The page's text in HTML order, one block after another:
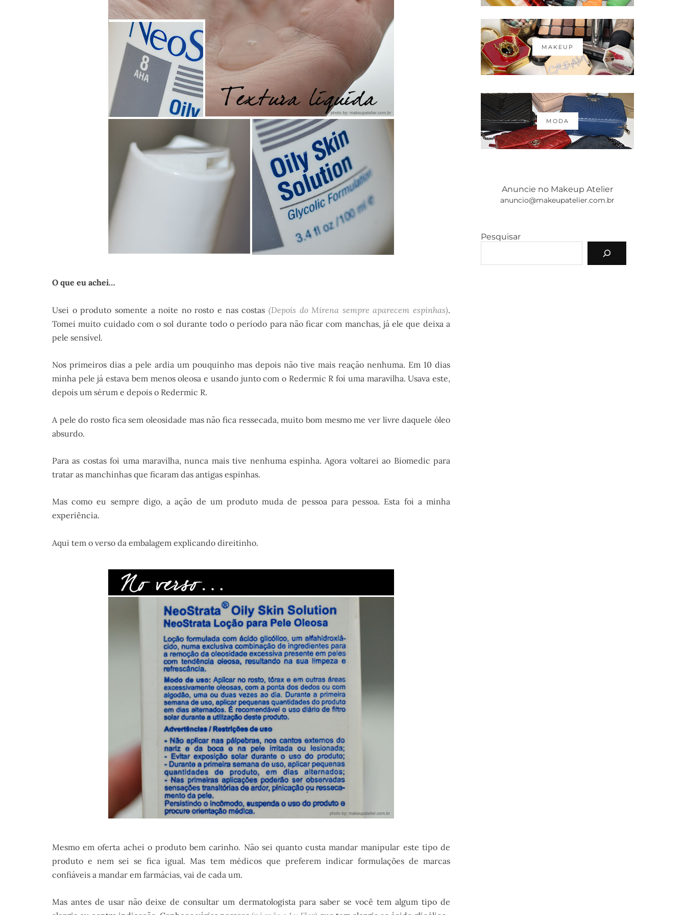
O que eu achei…
Usei o produto somente a noite no rosto e nas costas (Depois do Mirena sempre aparecem espinhas).
Tomei muito cuidado com o sol durante todo o período para não ficar com manchas, já ele que deixa a
pele sensível.
Nos primeiros dias a pele ardia um pouquinho mas depois não tive mais reação nenhuma. Em 10 dias
minha pele já estava bem menos oleosa e usando junto com o Redermic R foi uma maravilha. Usava este,
depois um sérum e depois o Redermic R.
A pele do rosto fica sem oleosidade mas não fica ressecada, muito bom mesmo me ver livre daquele óleo
absurdo.
Para as costas foi uma maravilha, nunca mais tive nenhuma espinha. Agora voltarei ao Biomedic para
tratar as manchinhas que ficaram das antigas espinhas.
Mas como eu sempre digo, a ação de um produto muda de pessoa para pessoa. Esta foi a minha
experiência.
Aqui tem o verso da embalagem explicando direitinho.
Mesmo em oferta achei o produto bem carinho. Não sei quanto custa mandar manipular este tipo de
produto e nem sei se fica igual. Mas tem médicos que preferem indicar formulações de marcas
confiáveis a mandar em farmácias, vai de cada um.
Mas antes de usar não deixe de consultar um dermatologista para saber se você tem algum tipo de
MAKEUP
MODA
Anuncie no Makeup Atelier
anuncio@makeupatelier.com.br
Pesquisar